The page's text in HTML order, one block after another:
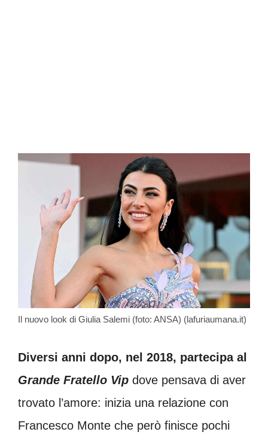
Il nuovo look di Giulia Salemi (foto: ANSA) (lafuriaumana.it)
Diversi anni dopo, nel 2018, partecipa al
Grande Fratello Vip dove pensava di aver
trovato l’amore: inizia una relazione con
Francesco Monte che però finisce pochi